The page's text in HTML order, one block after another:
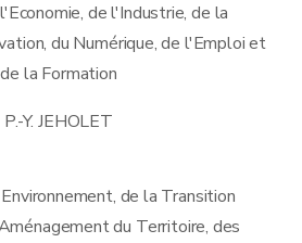
de l'Industrie, de la
du Numérique, de l'Emploi et
de la Formation
P.-Y. JEHOLET
de la Transition
du Territoire, des